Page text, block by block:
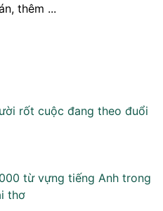
thêm ...
rốt cuộc đang theo đuổi
từ vựng tiếng Anh trong
thơ